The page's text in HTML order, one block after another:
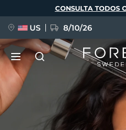
principal
CONSULTA TODOS
US 8/10/26
NOVIDADE
BREAKING NEWS